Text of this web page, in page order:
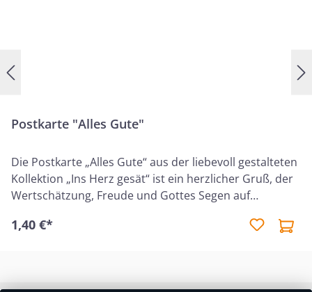
Postkarte "Alles Gute"
Die Postkarte „Alles Gute“ aus der liebevoll gestalteten
Kollektion „Ins Herz gesät“ ist ein herzlicher Gruß, der
Wertschätzung, Freude und Gottes Segen auf
einem Menschen liebevolle Worte und einen
zwischendurch. Auf der Karte ist der ermutigende
1,40 €*